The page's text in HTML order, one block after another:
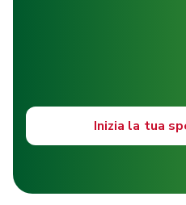
Inizia la tua